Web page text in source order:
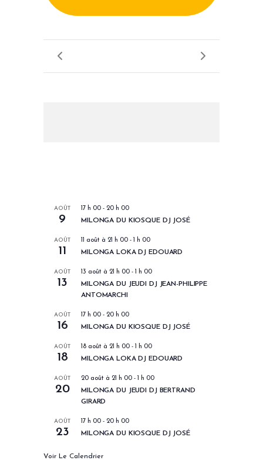
AOÛT
9
17 h 00 - 20 h 00
MILONGA DU KIOSQUE DJ JOSÉ
AOÛT
11
11 août à 21 h 00 - 1 h 00
MILONGA LOKA DJ EDOUARD
AOÛT
13
13 août à 21 h 00 - 1 h 00
MILONGA DU JEUDI DJ JEAN-PHILIPPE
ANTOMARCHI
AOÛT
16
17 h 00 - 20 h 00
MILONGA DU KIOSQUE DJ JOSÉ
AOÛT
18
18 août à 21 h 00 - 1 h 00
MILONGA LOKA DJ EDOUARD
AOÛT
20
20 août à 21 h 00 - 1 h 00
MILONGA DU JEUDI DJ BERTRAND
GIRARD
AOÛT
23
17 h 00 - 20 h 00
MILONGA DU KIOSQUE DJ JOSÉ
Voir Le Calendrier